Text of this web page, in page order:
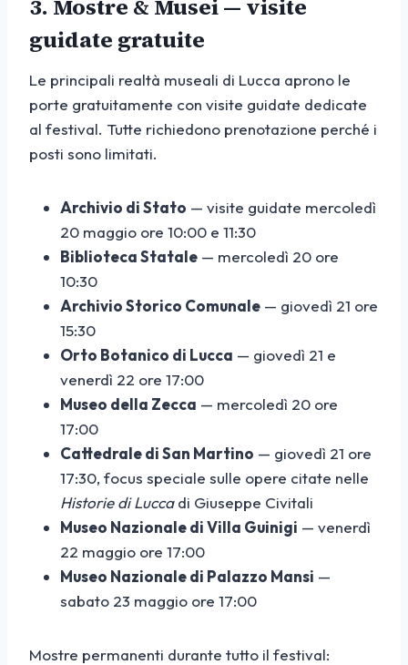
3. Mostre & Musei — visite
guidate gratuite
Le principali realtà museali di Lucca aprono le
porte gratuitamente con visite guidate dedicate
al festival. Tutte richiedono prenotazione perché i
posti sono limitati.
Archivio di Stato — visite guidate mercoledì
20 maggio ore 10:00 e 11:30
Biblioteca Statale — mercoledì 20 ore
10:30
Archivio Storico Comunale — giovedì 21 ore
15:30
Orto Botanico di Lucca — giovedì 21 e
venerdì 22 ore 17:00
Museo della Zecca — mercoledì 20 ore
17:00
Cattedrale di San Martino — giovedì 21 ore
17:30, focus speciale sulle opere citate nelle
Historie di Luccadi Giuseppe Civitali
Museo Nazionale di Villa Guinigi — venerdì
22 maggio ore 17:00
Museo Nazionale di Palazzo Mansi —
sabato 23 maggio ore 17:00
Mostre permanenti durante tutto il festival: